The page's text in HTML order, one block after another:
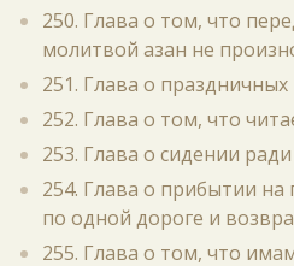
250. Глава о том, что
молитвой азан не
251. Глава о праздничных
252. Глава о том, что
253. Глава о сидении
254. Глава о прибытии
по одной дороге и
255. Глава о том, что